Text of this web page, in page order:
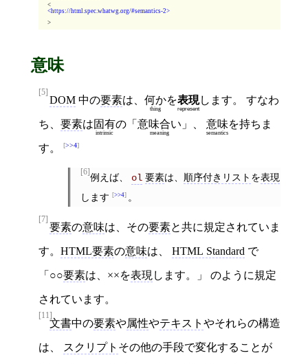
<
https://html.spec.whatwg.org/#semantics-2
>
意味
[5]
DOM 中の要素は、 何か
thing
を表現
represent
します。 すなわ
ち、 要素は固有
intrinsic
の「 意味合い
meaning
」、 意味
semantics
を持ちま
す。 >>4
[6]例えば、 ol 要素は、 順序付きリスト を表現
します
>>4 。
[7]
要素の意味は、その要素と共に規定されていま
す。 HTML要素の意味は、 HTML Standard で
「○○要素は、××を表現 します。」 のように規定
されています。
[11]
文書中の要素や属性やテキスト やそれらの構造
は、 スクリプト その他の手段で変化することが